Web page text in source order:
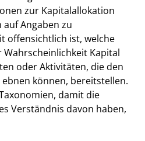
zur Kapitalallokation
Angaben zu
offensichtlich ist, welche
Kapital
oder Aktivitäten, die den
können, bereitstellen.
damit die
Verständnis davon haben,